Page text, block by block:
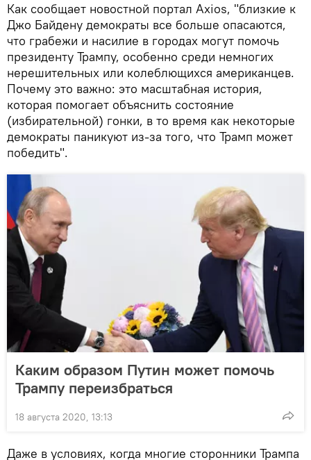
Как сообщает новостной портал Axios, "близкие к
Джо Байдену демократы все больше опасаются,
что грабежи и насилие в городах могут помочь
президенту Трампу, особенно среди немногих
нерешительных или колеблющихся американцев.
Почему это важно: это масштабная история,
которая помогает объяснить состояние
(избирательной) гонки, в то время как некоторые
демократы паникуют из-за того, что Трамп может
победить".
Каким образом Путин может помочь
Трампу переизбраться
18 августа 2020, 13:13
Даже в условиях, когда многие сторонники Трампа